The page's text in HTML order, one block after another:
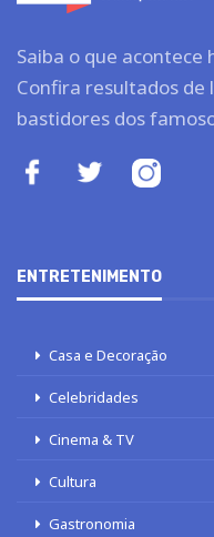
Saiba o que acontece
Confira resultados de
bastidores dos
ENTRETENIMENTO
Casa e Decoração
Celebridades
Cinema & TV
Cultura
Gastronomia